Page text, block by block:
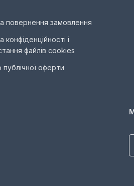
повернення замовлення
конфіденційності і
файлів cookies
публічної оферти